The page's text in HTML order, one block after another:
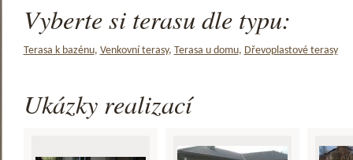
Vyberte si terasu dle typu:
Terasa k bazénu, Venkovní terasy, Terasa u domu, Dřevoplastové terasy
Ukázky realizací